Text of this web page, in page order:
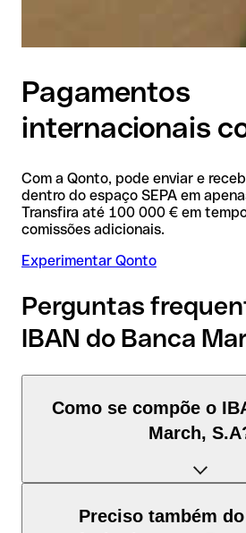
Pagamentos
internacionais
Com a Qonto, pode enviar e
dentro do espaço SEPA em
Transfira até 100 000 € em
comissões adicionais.
Experimentar Qonto
Perguntas
IBAN do Banca
Como se compõe o
March,
composto por três elementos:
Preciso também